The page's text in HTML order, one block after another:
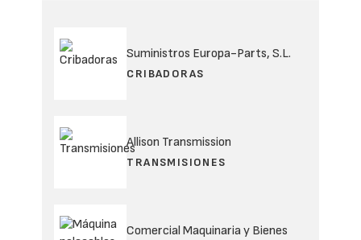
Suministros Europa-Parts, S.L.
CRIBADORAS
Allison Transmission
TRANSMISIONES
Comercial Maquinaria y Bienes